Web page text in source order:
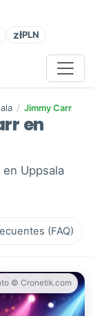
złPLN
/ Jimmy Carr
en
Uppsala
(FAQ)
© Cronetik.com